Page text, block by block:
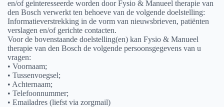
en/of geïnteresseerde worden door Fysio & Manueel therapie van
den Bosch verwerkt ten behoeve van de volgende doelstelling:
Informatieverstrekking in de vorm van nieuwsbrieven, patiënten
verslagen en/of gerichte contacten.
Voor de bovenstaande doelstelling(en) kan Fysio & Manueel
therapie van den Bosch de volgende persoonsgegevens van u
vragen:
• Voornaam;
• Tussenvoegsel;
• Achternaam;
• Telefoonnummer;
• Emailadres (liefst via zorgmail)